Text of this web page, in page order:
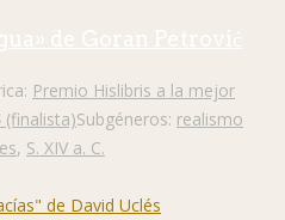
de Goran Petrović
Premio Hislibris a la mejor
(finalista)Subgéneros: realismo
, S. XIV a. C.